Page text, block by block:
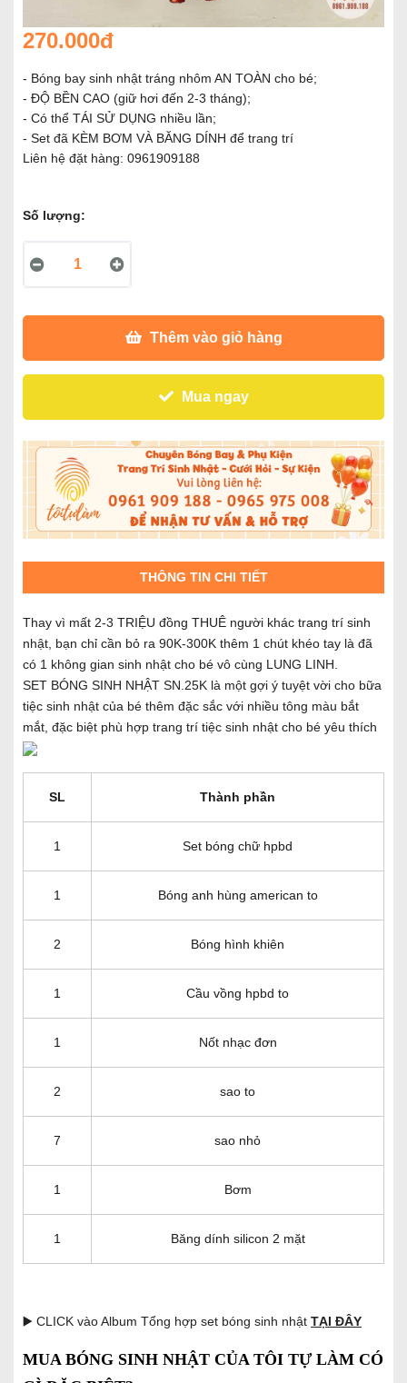
270.000đ
- Bóng bay sinh nhật tráng nhôm AN TOÀN cho bé;
- ĐỘ BỀN CAO (giữ hơi đến 2-3 tháng);
- Có thể TÁI SỬ DỤNG nhiều lần;
- Set đã KÈM BƠM VÀ BĂNG DÍNH để trang trí
Liên hệ đặt hàng: 0961909188
Số lượng:
Thêm vào giỏ hàng
Mua ngay
THÔNG TIN CHI TIẾT
Thay vì mất 2-3 TRIỆU đồng THUÊ người khác trang trí sinh
nhật, bạn chỉ cần bỏ ra 90K-300K thêm 1 chút khéo tay là đã
có 1 không gian sinh nhật cho bé vô cùng LUNG LINH.
SET BÓNG SINH NHẬT SN.25K là một gợi ý tuyệt vời cho bữa
tiệc sinh nhật của bé thêm đặc sắc với nhiều tông màu bắt
mắt, đặc biệt phù hợp trang trí tiệc sinh nhật cho bé yêu thích
SL Thành phần
1 Set bóng chữ hpbd
1 Bóng anh hùng american to
2 Bóng hình khiên
1 Cầu vồng hpbd to
1 Nốt nhạc đơn
2 sao to
7 sao nhỏ
1 Bơm
1 Băng dính silicon 2 mặt
▶️ CLICK vào Album Tổng hợp set bóng sinh nhật TẠI ĐÂY
MUA BÓNG SINH NHẬT CỦA TÔI TỰ LÀM CÓ